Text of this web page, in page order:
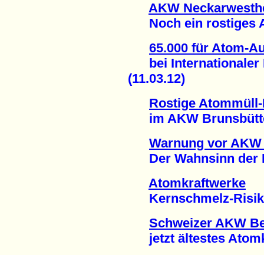
AKW
Noch ein rostiges
65.000 für Atom-
bei Internationaler
(11.03.12)
Rostige
im AKW
Warnung vor
Der Wahnsinn der
Atomkraftwerke
Kernschmelz-
Schweizer AKW
jetzt ältestes